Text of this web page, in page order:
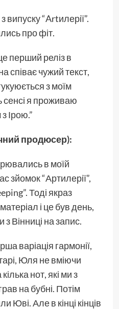
випуску “Artилерії”.
про фіт.
перший реліз в
співає чужий текст,
з моїм
сенсі я проживаю
Ірою.”
продюсер):
в моїй
зйомок “Артилерії”,
Тоді якраз
і це був день,
з Вінниці на запис.
варіація гармонії,
Юля не вміючи
нот, які ми з
на бубні. Потім
Юві. Але в кінці кінців